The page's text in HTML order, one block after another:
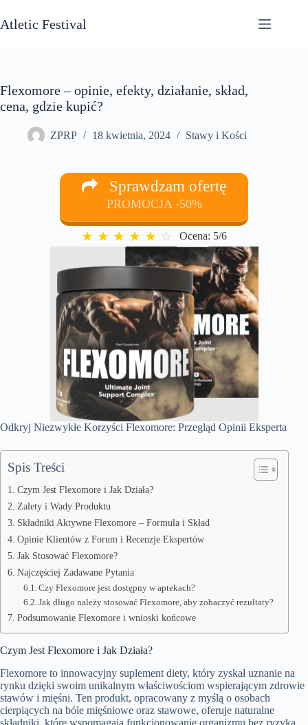
do
treści
Atletic Festival
Flexomore – opinie, efekty, działanie, skład,
cena, gdzie kupić?
ZPRP 18 kwietnia, 2024 Stawy i Kości
Sprawdzam ofertę
PROMOCJA -50%
★ ★ ★ ★ ★ ☆ Ocena: 5/6
Odkryj Niezwykłe Korzyści Flexomore: Przegląd Opinii Eksperta
Spis Treści
Czym Jest Flexomore i Jak Działa?
Zalety i Wady Produktu
Składniki Aktywne Flexomore – Formuła i Skład
Opinie Klientów z Forum i Recenzje Ekspertów
Jak Stosować Flexomore?
Najczęściej Zadawane Pytania
Czy Flexomore jest dostępny w aptekach?
Jak długo należy stosować Flexomore, aby zobaczyć rezultaty?
Podsumowanie Flexomore i wnioski końcowe
Czym Jest Flexomore i Jak Działa?
Flexomore to innowacyjny suplement diety, który zyskał uznanie na
rynku dzięki swoim unikalnym właściwościom wspierającym zdrowie
stawów i mięśni. Ten produkt, opracowany z myślą o osobach
cierpiących na bóle mięśniowe oraz stawowe, oferuje naturalne
składniki, które wspomagają funkcjonowanie organizmu bez ryzyka